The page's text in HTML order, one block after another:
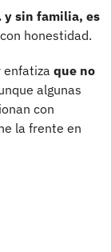
sin familia, es
honestidad.
enfatiza que no
algunas
con
la frente en